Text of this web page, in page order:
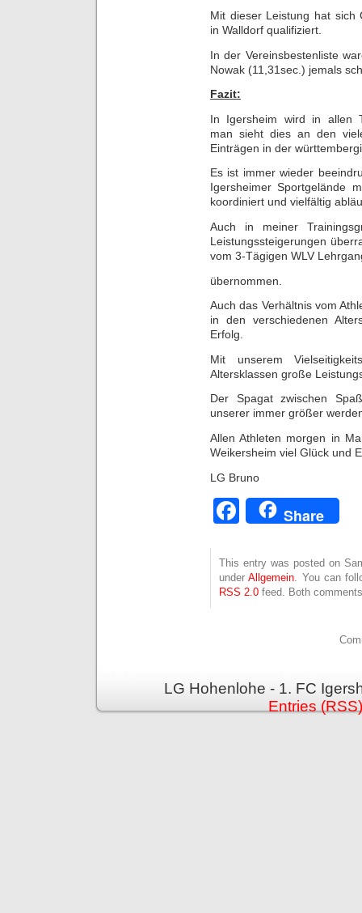
Mit dieser Leistung hat sich
in Walldorf qualifiziert.
In der Vereinsbestenliste
Nowak (11,31sec.) jemals
Fazit:
In Igersheim wird in allen
man sieht dies an den
Einträgen in der
Es ist immer wieder
Igersheimer Sportgelände
koordiniert und vielfältig
Auch in meiner
Leistungssteigerungen
vom 3-Tägigen WLV
übernommen.
Auch das Verhältnis vom
in den verschiedenen
Erfolg.
Mit unserem
Altersklassen große
Der Spagat zwischen
unserer immer größer
Allen Athleten morgen in
Weikersheim viel Glück und
LG Bruno
Facebook
Share
This entry was posted on
underAllgemein . You can
RSS 2.0 feed. Both
LG Hohenlohe - 1. FC
Entries (RSS)